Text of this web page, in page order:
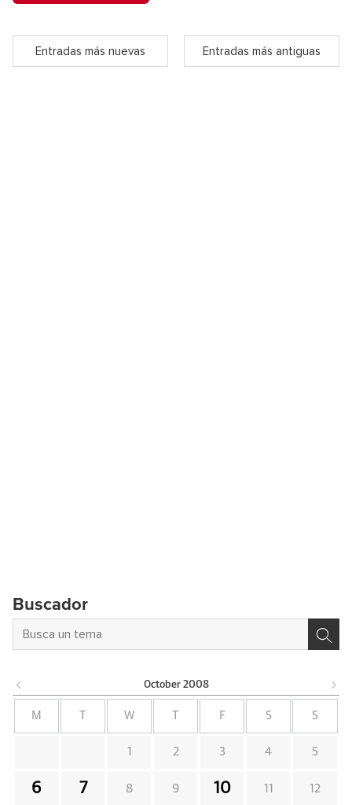
Entradas más nuevas Entradas más antiguas
Buscador
October 2008
M W F S S
1 2 3 4 5
6 7 8 9 10 11 12